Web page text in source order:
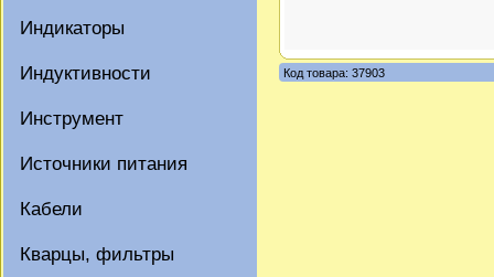
Индикаторы
Индуктивности
Инструмент
Источники питания
Кабели
Кварцы, фильтры
Код товара: 37903